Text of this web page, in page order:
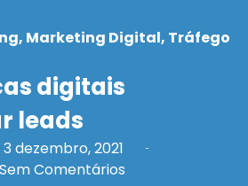
, Marketing Digital, Tráfego
digitais
leads
3 dezembro, 2021
Sem Comentários